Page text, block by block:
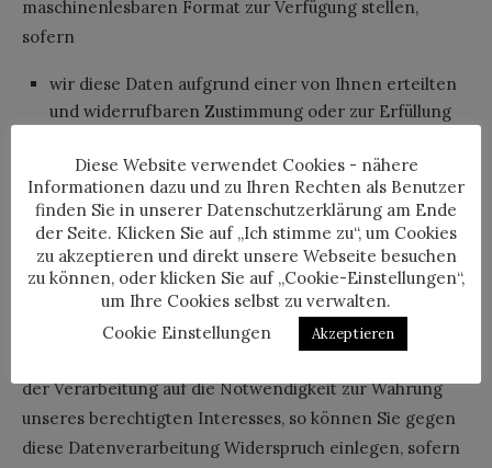
maschinenlesbaren Format zur Verfügung stellen,
sofern
wir diese Daten aufgrund einer von Ihnen erteilten
und widerrufbaren Zustimmung oder zur Erfüllung
diese Verarbeitung mithilfe automatisierter
Verfahren erfolgt.
Widerspruchsrecht
Verarbeiten wir Ihre Daten zur Wahrnehmung von im
öffentlichen Interesse liegenden Aufgaben, zur
der Verarbeitung auf die Notwendigkeit zur Wahrung
unseres berechtigten Interesses, so können Sie gegen
diese Datenverarbeitung Widerspruch einlegen, sofern
Diese Website verwendet Cookies - nähere
Informationen dazu und zu Ihren Rechten als Benutzer
finden Sie in unserer Datenschutzerklärung am Ende
der Seite. Klicken Sie auf „Ich stimme zu“, um Cookies
zu akzeptieren und direkt unsere Webseite besuchen
zu können, oder klicken Sie auf „Cookie-Einstellungen“,
um Ihre Cookies selbst zu verwalten.
Cookie Einstellungen
Akzeptieren